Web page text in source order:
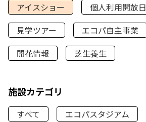
アイスショー
個人利用開放日
見学ツアー
エコパ自主事業
開花情報
芝生養生
施設カテゴリ
すべて エコパスタジアム